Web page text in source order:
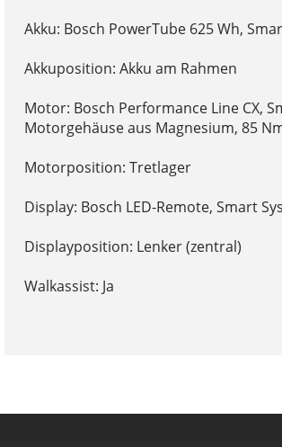
Akku: Bosch PowerTube 625 Wh,
Akkuposition: Akku am Rahmen
Motor: Bosch Performance Line CX,
Motorgehäuse aus Magnesium, 85
Motorposition: Tretlager
Display: Bosch LED-Remote, Smart
Displayposition: Lenker (zentral)
Walkassist: Ja